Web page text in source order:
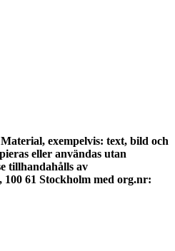
Material, exempelvis: text, bild och
eller användas utan
tillhandahålls av
61 Stockholm med org.nr: